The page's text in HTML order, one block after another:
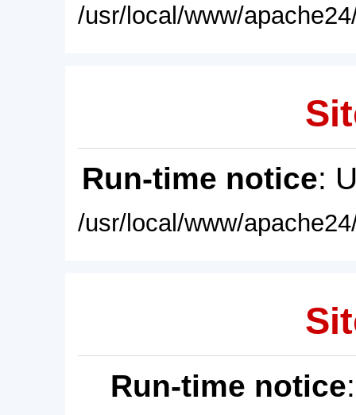
/usr/local/www/
Run-time notice:
/usr/local/www/
Run-time notice